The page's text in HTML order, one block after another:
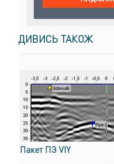
ДИВИСЬ ТАКОЖ
Пакет ПЗ VIY